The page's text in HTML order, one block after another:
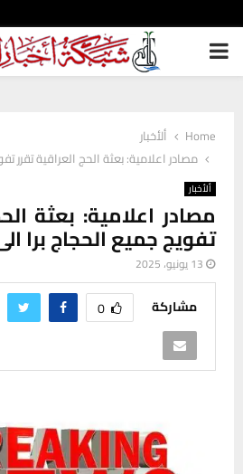
PRIMARY
Home
ألأخبار
مصادر اعلامية: بعثة الحج العراقية تقرر
ألأخبار
مصادر اعلامية: بعثة
تفويج جميع الحجاج برا
13 يونيو، 2025
مشاركة 0